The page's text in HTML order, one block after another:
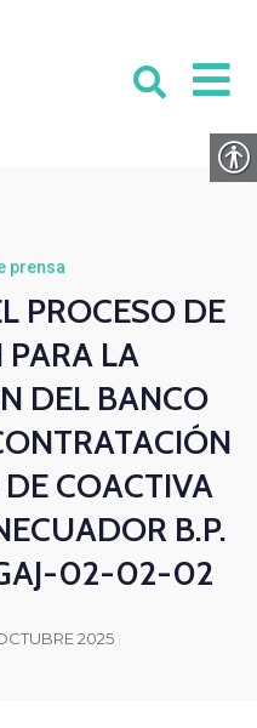
prensa
PROCESO DE
PARA LA
DEL BANCO
COACTIVA
B.P.
02-02-02
2025